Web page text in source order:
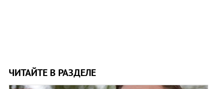
ЧИТАЙТЕ В РАЗДЕЛЕ